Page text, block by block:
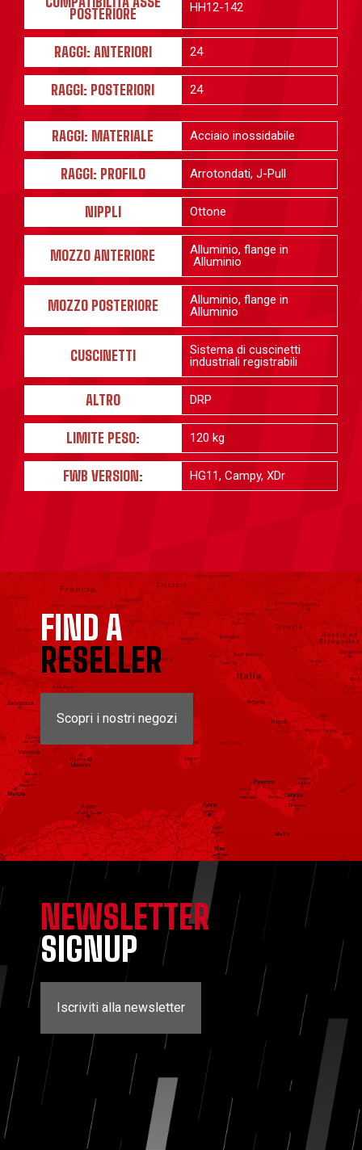
POSTERIORE HH12-142
RAGGI: ANTERIORI 24
RAGGI: POSTERIORI 24
RAGGI: MATERIALE Acciaio inossidabile
RAGGI: PROFILO Arrotondati, J-Pull
NIPPLI Ottone
MOZZO ANTERIORE
Alluminio, flange in
Alluminio
MOZZO POSTERIORE
Alluminio, flange in
Alluminio
CUSCINETTI
Sistema di cuscinetti
industriali registrabili
ALTRO DRP
LIMITE PESO: 120 kg
FWB VERSION: HG11, Campy, XDr
FIND A
RESELLER
Scopri i nostri negozi
NEWSLETTER
SIGNUP
Iscriviti alla newsletter